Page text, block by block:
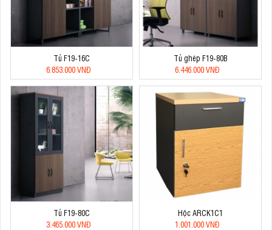
Tủ F19-16C
6.853.000 VNĐ
Tủ ghép F19-80B
6.446.000 VNĐ
Tủ F19-80C
3.465.000 VNĐ
Hộc ARCK1C1
1.001.000 VNĐ